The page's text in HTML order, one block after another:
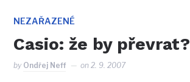
NAVIGATION
NEZAŘAZENÉ
Casio: že by převrat?
by Ondřej Neff on2. 9. 2007